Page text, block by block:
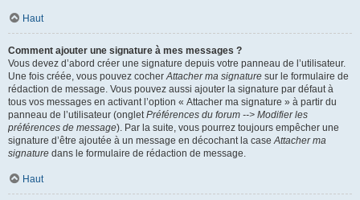
Haut
Comment ajouter une signature à mes messages ?
Vous devez d’abord créer une signature depuis votre panneau de l’utilisateur.
Une fois créée, vous pouvez cocherAttacher ma signature sur le formulaire de
rédaction de message. Vous pouvez aussi ajouter la signature par défaut à
tous vos messages en activant l’option « Attacher ma signature » à partir du
panneau de l’utilisateur (ongletPréférences du forum --> Modifier les
préférences de message). Par la suite, vous pourrez toujours empêcher une
signature d’être ajoutée à un message en décochant la caseAttacher ma
signature dans le formulaire de rédaction de message.
Haut